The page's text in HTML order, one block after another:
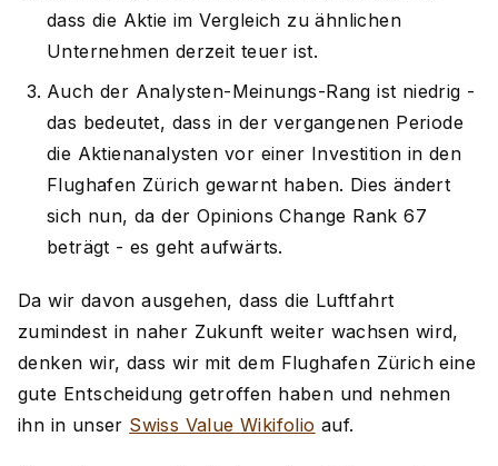
dass die Aktie im Vergleich zu ähnlichen
Unternehmen derzeit teuer ist.
Auch der Analysten-Meinungs-Rang ist niedrig -
das bedeutet, dass in der vergangenen Periode
die Aktienanalysten vor einer Investition in den
Flughafen Zürich gewarnt haben. Dies ändert
sich nun, da der Opinions Change Rank 67
beträgt - es geht aufwärts.
Da wir davon ausgehen, dass die Luftfahrt
zumindest in naher Zukunft weiter wachsen wird,
denken wir, dass wir mit dem Flughafen Zürich eine
gute Entscheidung getroffen haben und nehmen
ihn in unser Swiss Value Wikifolio auf.